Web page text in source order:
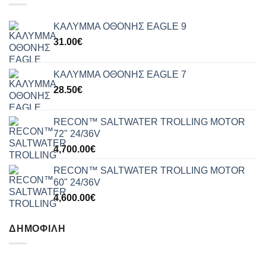
ΚΑΛΥΜΜΑ ΟΘΟΝΗΣ EAGLE 9
31.00€
ΚΑΛΥΜΜΑ ΟΘΟΝΗΣ EAGLE 7
28.50€
RECON™ SALTWATER TROLLING MOTOR
72" 24/36V
4,700.00€
RECON™ SALTWATER TROLLING MOTOR
60" 24/36V
4,600.00€
ΔΗΜΟΦΙΛΉ